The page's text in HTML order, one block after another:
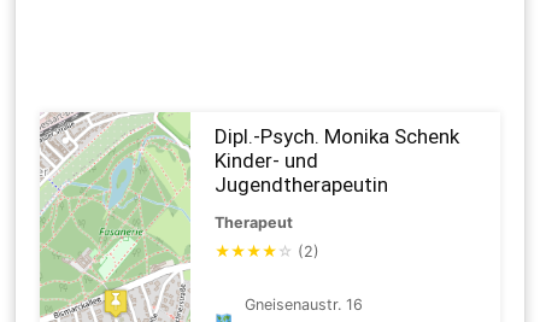
Dipl.-Psych. Monika Schenk
Kinder- und
Jugendtherapeutin
Therapeut
★★★★ ☆ (2)
Gneisenaustr. 16